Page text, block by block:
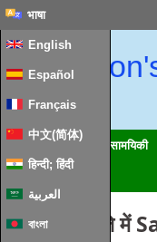
भाषा
English
Español
Français
中文(简体)
हिन्दी; हिंदी
العربية
বাংলা
चिंतन सामयिकी
दक्षिण पूर्व क्रेते